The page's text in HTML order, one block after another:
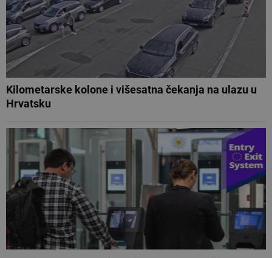
Kilometarske kolone i višesatna čekanja na ulazu u
Hrvatsku